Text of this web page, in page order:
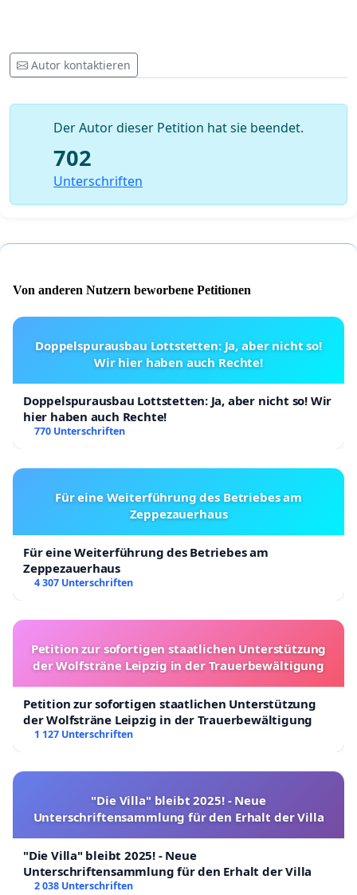
Autor kontaktieren
Der Autor dieser Petition hat sie beendet.
702
Unterschriften
Von anderen Nutzern beworbene Petitionen
Doppelspurausbau Lottstetten: Ja, aber nicht so!
Wir hier haben auch Rechte!
Doppelspurausbau Lottstetten: Ja, aber nicht so! Wir
hier haben auch Rechte!
770 Unterschriften
Für eine Weiterführung des Betriebes am
Zeppezauerhaus
Für eine Weiterführung des Betriebes am
Zeppezauerhaus
4 307 Unterschriften
Petition zur sofortigen staatlichen Unterstützung
der Wolfsträne Leipzig in der Trauerbewältigung
Petition zur sofortigen staatlichen Unterstützung
der Wolfsträne Leipzig in der Trauerbewältigung
1 127 Unterschriften
"Die Villa" bleibt 2025! - Neue
Unterschriftensammlung für den Erhalt der Villa
"Die Villa" bleibt 2025! - Neue
Unterschriftensammlung für den Erhalt der Villa
2 038 Unterschriften